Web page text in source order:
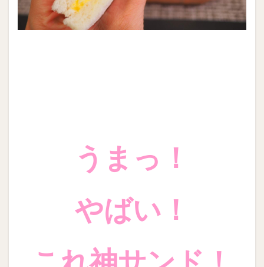
うまっ！
やばい！